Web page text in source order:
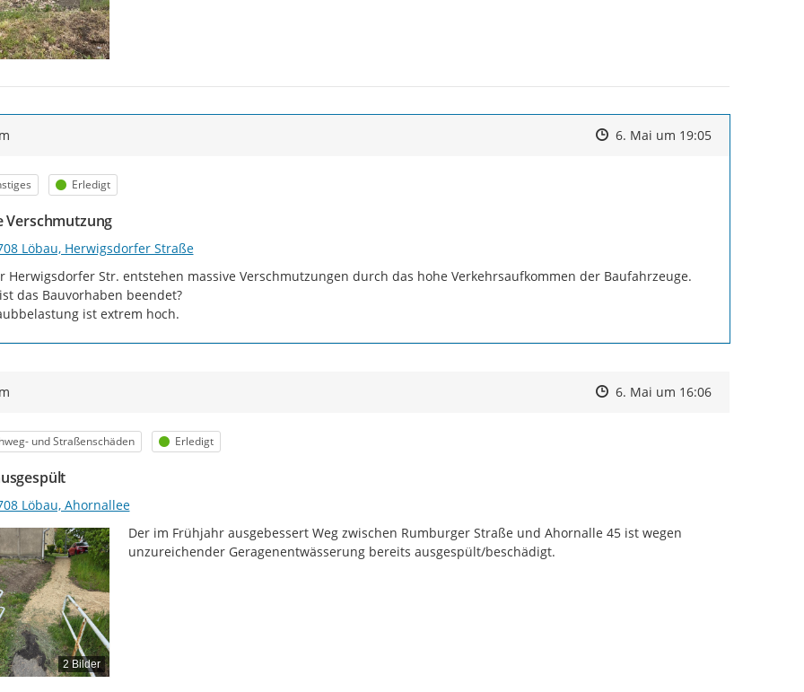
Zeitpunkt des Erstellens
Zeitpunkt des Erstellens
6. Mai um 19:05Zur Äußerung
Status
Erledigt
Verschmutzung
Löbau, Herwigsdorfer Straße
Herwigsdorfer Str. entstehen massive Verschmutzungen durch das hohe Verkehrsaufkommen der Baufahrzeuge.
das Bauvorhaben beendet?
ist extrem hoch.
Zeitpunkt des Erstellens
Zeitpunkt des Erstellens
6. Mai um 16:06Zur Äußerung
und Straßenschäden Status
Erledigt
Löbau, Ahornallee
2 Bilder
Der im Frühjahr ausgebessert Weg zwischen Rumburger Straße und Ahornalle 45 ist wegen
unzureichender Geragenentwässerung bereits ausgespült/beschädigt.